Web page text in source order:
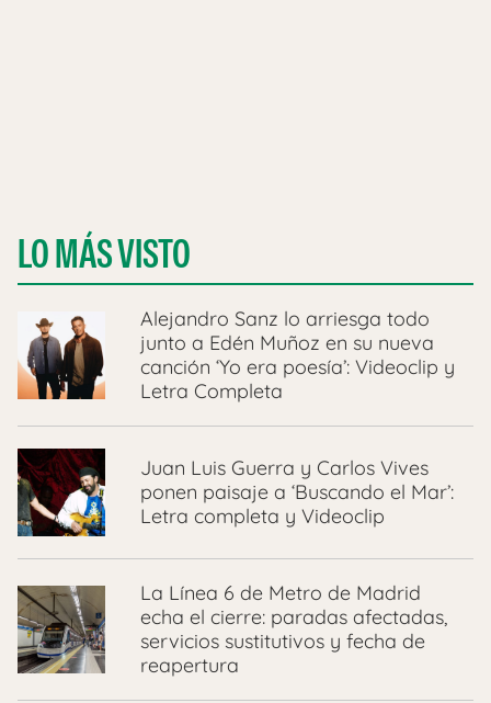
LO MÁS VISTO
Alejandro Sanz lo arriesga todo
junto a Edén Muñoz en su nueva
canción ‘Yo era poesía’: Videoclip y
Letra Completa
Juan Luis Guerra y Carlos Vives
ponen paisaje a ‘Buscando el Mar’:
Letra completa y Videoclip
La Línea 6 de Metro de Madrid
echa el cierre: paradas afectadas,
servicios sustitutivos y fecha de
reapertura